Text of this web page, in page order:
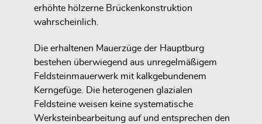
erhöhte hölzerne Brückenkonstruktion
wahrscheinlich.
Die erhaltenen Mauerzüge der Hauptburg
bestehen überwiegend aus unregelmäßigem
Feldsteinmauerwerk mit kalkgebundenem
Kerngefüge. Die heterogenen glazialen
Feldsteine weisen keine systematische
Werksteinbearbeitung auf und entsprechen den